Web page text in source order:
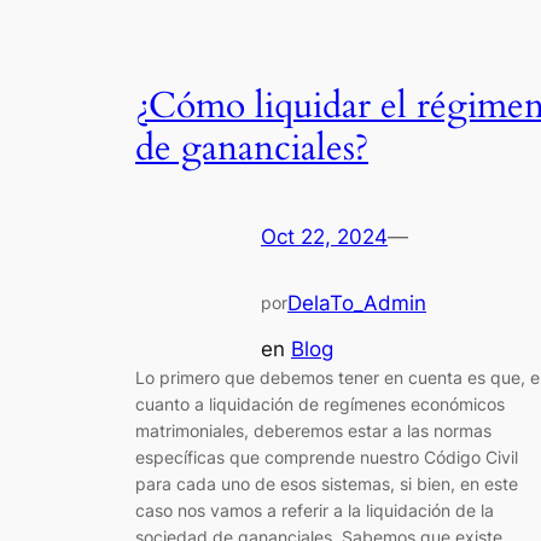
¿Cómo liquidar el
de gananciales?
Oct 22, 2024—
porDelaTo_Admin
en Blog
Lo primero que debemos tener en cuenta es que,
cuanto a liquidación de regímenes económicos
matrimoniales, deberemos estar a las normas
específicas que comprende nuestro Código Civil
para cada uno de esos sistemas, si bien, en este
caso nos vamos a referir a la liquidación de la